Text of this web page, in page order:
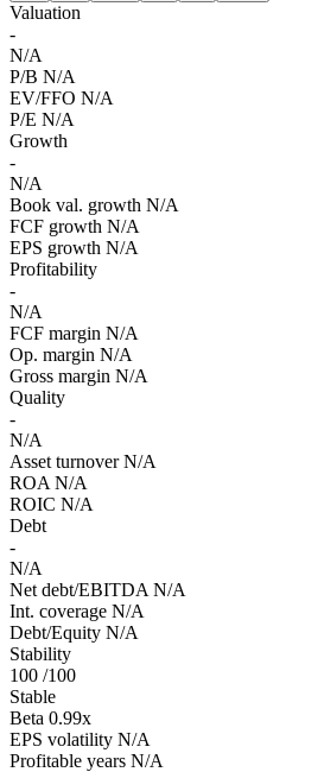
Valuation
-
N/A
P/B N/A
EV/FFO N/A
P/E N/A
Growth
-
N/A
Book val. growth N/A
FCF growth N/A
EPS growth N/A
Profitability
-
N/A
FCF margin N/A
Op. margin N/A
Gross margin N/A
Quality
-
N/A
Asset turnover N/A
ROA N/A
ROIC N/A
Debt
-
N/A
Net debt/EBITDA N/A
Int. coverage N/A
Debt/Equity N/A
Stability
100 /100
Stable
Beta 0.99x
EPS volatility N/A
Profitable years N/A